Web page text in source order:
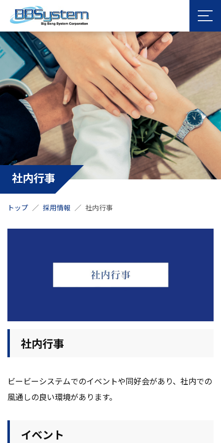
社内行事
トップ 採用情報 社内行事
社内行事
ビービーシステムでのイベントや同好会があり、社内での
風通しの良い環境があります。
イベント